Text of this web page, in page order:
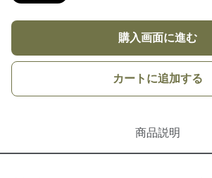
購入画面に進む
カートに追加する
商品説明